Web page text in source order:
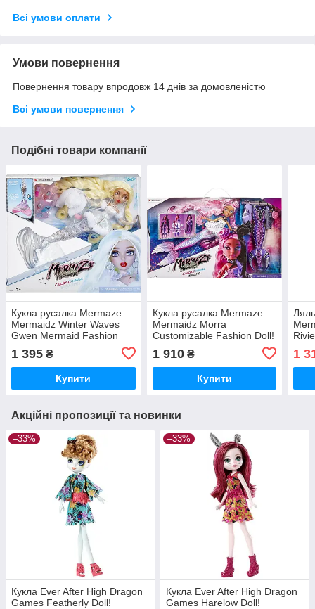
Всі умови оплати
Умови повернення
Повернення товару впродовж 14 днів за домовленістю
Всі умови повернення
Подібні товари компанії
Кукла русалка Mermaze
Mermaidz Winter Waves
Gwen Mermaid Fashion
1 395 ₴
Купити
Кукла русалка Mermaze
Mermaidz Morra
Customizable Fashion Doll!
1 910₴
Купити
1
Акційні пропозиції та новинки
–33%
Кукла Ever After High Dragon
Games Featherly Doll!
–33%
Кукла Ever After High Dragon
Games Harelow Doll!